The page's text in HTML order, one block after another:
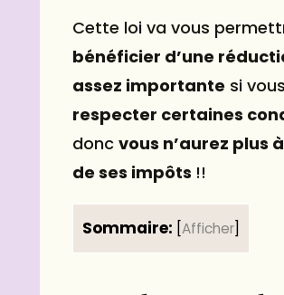
Cette loi va vous
bénéficier d’une
assez importante si
respecter certaines
donc vous n’aurez plus
de ses impôts !!
Sommaire: Afficher